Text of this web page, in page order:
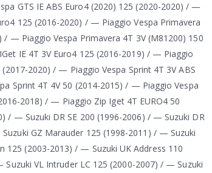
GTS IE ABS Euro4 (2020) 125 (2020-2020) / —
125 (2016-2020) / — Piaggio Vespa Primavera
— Piaggio Vespa Primavera 4T 3V (M81200) 150
IE 4T 3V Euro4 125 (2016-2019) / — Piaggio
2020) / — Piaggio Vespa Sprint 4T 3V ABS
Sprint 4T 4V 50 (2014-2015) / — Piaggio Vespa
2018) / — Piaggio Zip Iget 4T EURO4 50
/ — Suzuki DR SE 200 (1996-2006) / — Suzuki DR
GZ Marauder 125 (1998-2011) / — Suzuki
125 (2003-2013) / — Suzuki UK Address 110
VL Intruder LC 125 (2000-2007) / — Suzuki